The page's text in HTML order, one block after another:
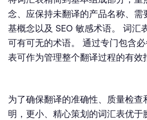
念、应保持未翻译的产品名称、需
基概念以及 SEO 敏感术语。 词汇
可有可无的术语。 通过专门包含
表可作为管理整个翻译过程的有效
为了确保翻译的准确性、质量检查
明，更小、精心策划的词汇表优于